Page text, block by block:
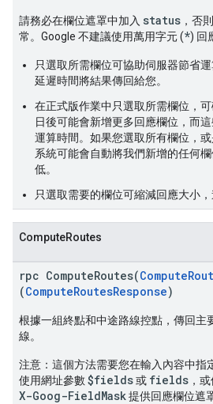
請務必在欄位遮罩中加入 status ，否
常。Google 不建議使用萬用字元 (*) 回
只選取所需欄位可協助伺服器節省
延遲時間將結果傳回給您。
在正式版作業中只選取所需欄位，
日後可能會新增更多回應欄位，而
運算時間。如果您選取所有欄位，
系統可能會自動將我們新增的任何
低。
只選取需要的欄位可縮減回應大小，
ComputeRoutes
rpc ComputeRoutes(
(ComputeRoutesResponse)
根據一組終點和中途路線控點，傳回主
線。
注意： 這個方法需要您在輸入內容中指
使用網址參數$fields或 fields ，
X-Goog-FieldMask提供回應欄位遮